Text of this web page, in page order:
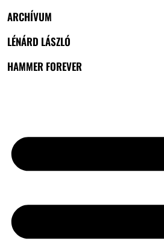
ARCHÍVUM
LÉNÁRD LÁSZLÓ
HAMMER FOREVER